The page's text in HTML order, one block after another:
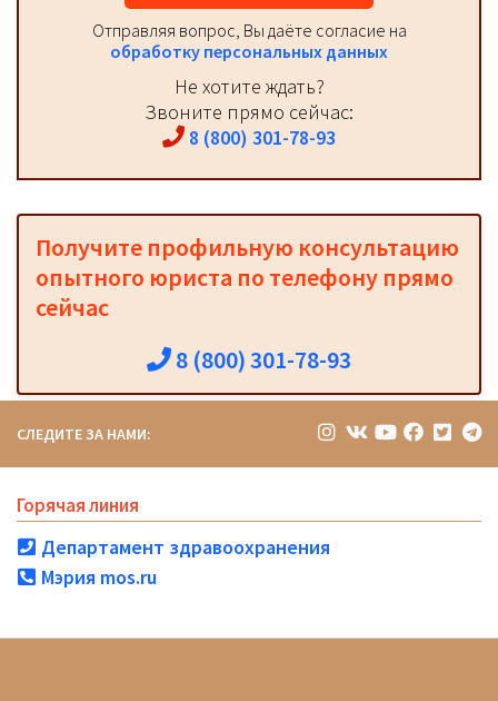
Отправляя вопрос, Вы даёте согласие на
обработку персональных данных
Не хотите ждать?
Звоните прямо сейчас:
8 (800) 301-78-93
Получите профильную консультацию
опытного юриста по телефону прямо
сейчас
8 (800) 301-78-93
СЛЕДИТЕ ЗА НАМИ:
Горячая линия
Департамент здравоохранения
Мэрия mos.ru